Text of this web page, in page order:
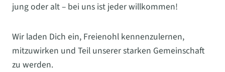
jung oder alt – bei uns ist jeder willkommen!
Wir laden Dich ein, Freienohl kennenzulernen,
mitzuwirken und Teil unserer starken Gemeinschaft
zu werden.